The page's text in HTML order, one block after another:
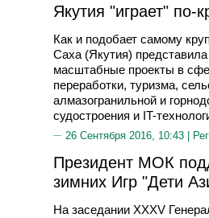
Якутия "играет" по-
Как и подобает самому
Саха (Якутия)
масштабные проекты в
переработки, туризма,
алмазогранильной и
судостроения и IT-
26 Сентября 2016, 10:43 |
Президент МОК
зимних Игр "Дети
На заседании XXXV